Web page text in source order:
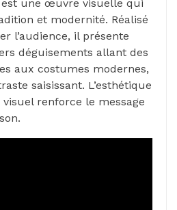
une œuvre visuelle qui
et modernité. Réalisé
l’audience, il présente
déguisements allant des
aux costumes modernes,
saisissant. L’esthétique
renforce le message